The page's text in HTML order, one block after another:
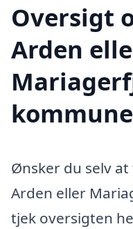
Oversigt
Arden
kommune
Ønsker du selv
Arden eller
tjek oversigten